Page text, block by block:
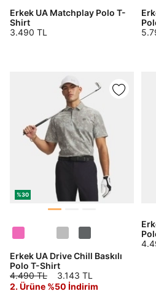
Erkek UA Matchplay Polo T-
Shirt
3.490 TL
%30
Erkek UA Drive Chill Baskılı
Polo T-Shirt
4.490 TL
3.143 TL
2. Ürüne %50 İndirim